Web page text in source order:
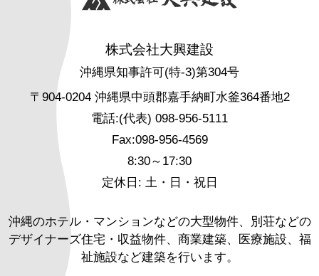
株式会社大興建設
沖縄県知事許可(特-3)第304号
〒904-0204 沖縄県中頭郡嘉手納町水釜364番地2
電話:(代表) 098-956-5111
Fax:098-956-4569
8:30～17:30
定休日: 土・日・祝日
沖縄のホテル・マンションなどの大型物件、別荘などの
デザイナーズ住宅・収益物件、商業建築、医療施設、福
祉施設など建築を行います。